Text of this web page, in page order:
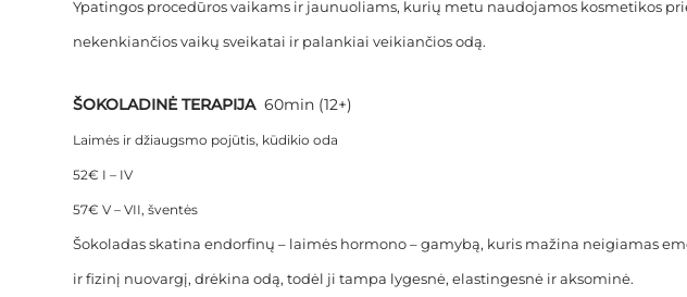
Ypatingos procedūros vaikams ir jaunuoliams, kurių metu naudojamos kosmetikos
nekenkiančios vaikų sveikatai ir palankiai veikiančios odą.
ŠOKOLADINĖ TERAPIJA 60min (12+)
Laimės ir džiaugsmo pojūtis, kūdikio oda
52€ I – IV
57€ V – VII, šventės
Šokoladas skatina endorfinų – laimės hormono – gamybą, kuris mažina neigiamas
ir fizinį nuovargį, drėkina odą, todėl ji tampa lygesnė, elastingesnė ir aksominė.